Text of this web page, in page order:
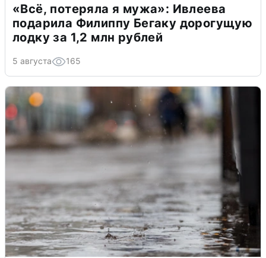
«Всё, потеряла я мужа»: Ивлеева
подарила Филиппу Бегаку дорогущую
лодку за 1,2 млн рублей
5 августа 165